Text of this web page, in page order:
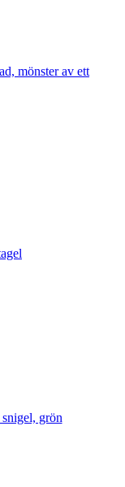
mönster av ett
grön